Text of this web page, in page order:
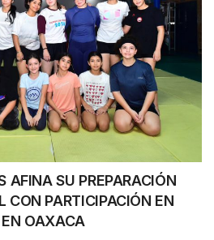
AFINA SU PREPARACIÓN
CON PARTICIPACIÓN EN
OAXACA